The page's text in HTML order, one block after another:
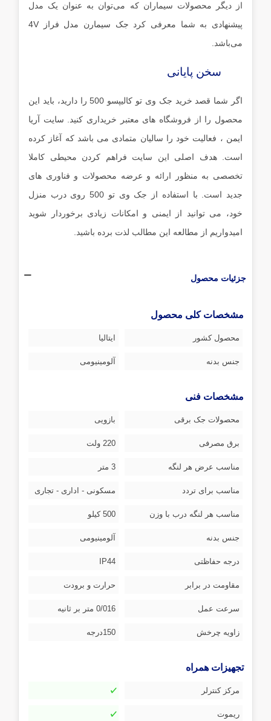
از دیگر محصولات سیماران که می‌توان به عنوان یک مدل
پیشنهادی به شما معرفی کرد جک سیمارن مدل فراز 4V
می‌باشد.
سخن پایانی
اگر شما قصد خرید جک وی تو کالیپسو 500 را دارید، باید این
محصول را از فروشگاه های معتبر خریداری کنید. سایت آریا
ایمن ، فعالیت خود را سالیان متمادی می باشد که آغاز کرده
است. هدف اصلی این سایت فراهم کردن محیطی کاملا
تخصصی به منظور ارائه و عرضه محصولات و فناوری های
جدید است. با استفاده از جک وی تو 500 روی درب منزل
خود، می توانید از ایمنی و امکانات زیادی برخوردار شوید
امیدواریم از مطالعه این مطالب لذت برده باشید.
جزئیات محصول
مشخصات کلی محصول
محصول کشور ایتالیا
جنس بدنه آلومینیومی
مشخصات فنی
محصولات جک برقی بازویی
برق مصرفی 220 ولت
مناسب عرض هر لنگه 3 متر
مناسب برای تردد مسکونی - اداری - تجاری
مناسب هر لنگه درب با وزن 500 کیلو
جنس بدنه آلومینیومی
درجه حفاظتی IP44
مقاومت در برابر حرارت و برودت
سرعت عمل 0/016 متر بر ثانیه
زاویه چرخش 150درجه
تجهیزات همراه
مرکز کنترلر
ریموت